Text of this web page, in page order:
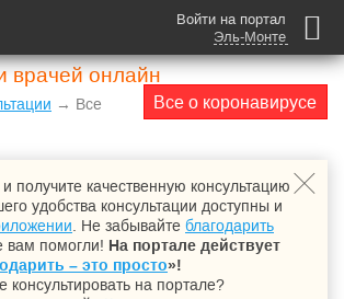
Войти на портал
Эль-Монте
врачей онлайн
Все о коронавирусе
→ Все
получите качественную консультацию
удобства консультации доступны и
. Не забывайте благодарить
вам помогли! На портале действует
– это просто»!
консультировать на портале?